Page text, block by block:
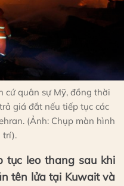
cứ quân sự Mỹ, đồng thời
giá đắt nếu tiếp tục các
(Ảnh: Chụp màn hình
trí).
tục leo thang sau khi
tên lửa tại Kuwait và